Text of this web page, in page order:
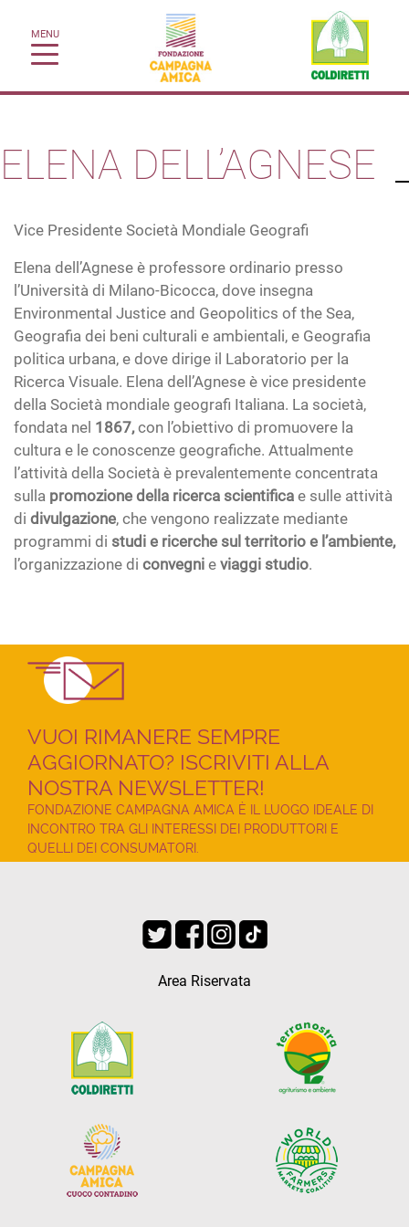
MENU
ELENA DELL’AGNESE
Vice Presidente Società Mondiale Geografi
Elena dell’Agnese è professore ordinario presso
l’Università di Milano-Bicocca, dove insegna
Environmental Justice and Geopolitics of the Sea,
Geografia dei beni culturali e ambientali, e Geografia
politica urbana, e dove dirige il Laboratorio per la
Ricerca Visuale. Elena dell’Agnese è vice presidente
della Società mondiale geografi Italiana. La società,
fondata nel 1867,con l’obiettivo di promuovere la
cultura e le conoscenze geografiche. Attualmente
l’attività della Società è prevalentemente concentrata
sulla promozione della ricerca scientifica e sulle attività
di divulgazione, che vengono realizzate mediante
programmi di studi e ricerche sul territorio e l’ambiente,
l’organizzazione di convegni e viaggi studio.
VUOI RIMANERE SEMPRE
AGGIORNATO? ISCRIVITI ALLA
NOSTRA NEWSLETTER!
FONDAZIONE CAMPAGNA AMICA È IL LUOGO IDEALE DI
INCONTRO TRA GLI INTERESSI DEI PRODUTTORI E
QUELLI DEI CONSUMATORI.
Area Riservata